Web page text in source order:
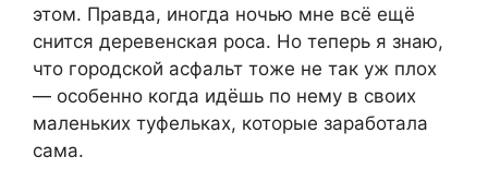
этом. Правда, иногда ночью мне всё ещё
снится деревенская роса. Но теперь я знаю,
что городской асфальт тоже не так уж плох
— особенно когда идёшь по нему в своих
маленьких туфельках, которые заработала
сама.